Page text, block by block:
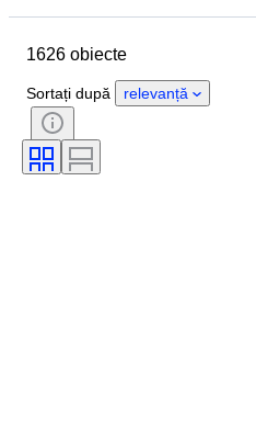
Obiect
Sexul
Semnătură
Accesorii Incluse
Model
1626 obiecte
Sortați după relevanță